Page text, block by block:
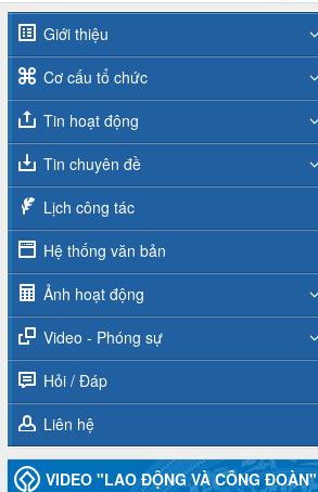
Giới thiệu
Cơ cấu tổ chức
Tin hoạt động
Tin chuyên đề
Lịch công tác
Hệ thống văn bản
Ảnh hoạt động
Video - Phóng sự
Hỏi / Đáp
Liên hệ
VIDEO "LAO ĐỘNG VÀ CÔNG ĐOÀN"